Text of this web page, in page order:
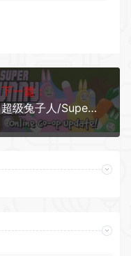
下一篇：
超级兔子人/Super Bunny Man（英文）支持同屏联机